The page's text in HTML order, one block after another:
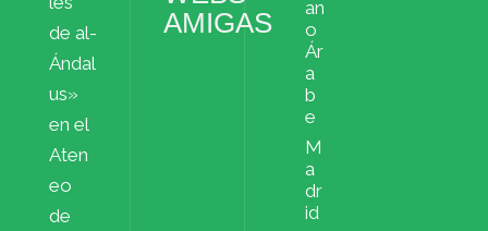
de al-
Ándal
us»
en el
Aten
eo
de
AMIGAS
an
o
Ár
a
b
e
M
a
dr
id